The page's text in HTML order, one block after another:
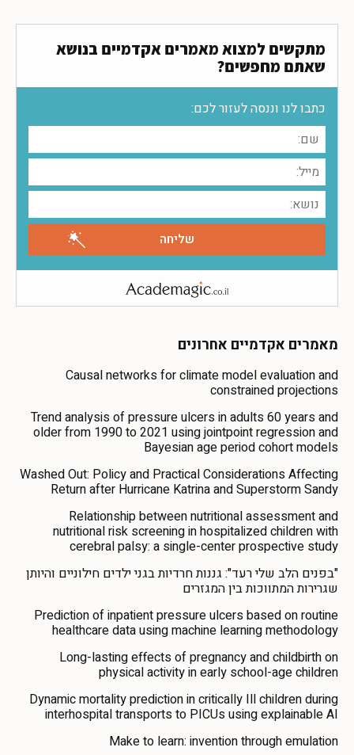
מתקשים למצוא מאמרים אקדמיים בנושא
שאתם מחפשים?
כתבו לנו וננסה לעזור לכם:
מאמרים אקדמיים אחרונים
Causal networks for climate model evaluation and
constrained projections
Trend analysis of pressure ulcers in adults 60 years and
older from 1990 to 2021 using jointpoint regression and
Bayesian age period cohort models
Washed Out: Policy and Practical Considerations Affecting
Return after Hurricane Katrina and Superstorm Sandy
Relationship between nutritional assessment and
nutritional risk screening in hospitalized children with
cerebral palsy: a single-center prospective study
"בפנים הלב שלי רעד": גננות חרדיות בגני ילדים חילוניים והיותן
שגרירות המתווכות בין המגזרים
Prediction of inpatient pressure ulcers based on routine
healthcare data using machine learning methodology
Long-lasting effects of pregnancy and childbirth on
physical activity in early school-age children
Dynamic mortality prediction in critically Ill children during
interhospital transports to PICUs using explainable AI
Make to learn: invention through emulation